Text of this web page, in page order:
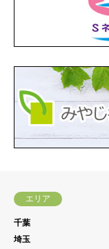
エリア
千葉
埼玉